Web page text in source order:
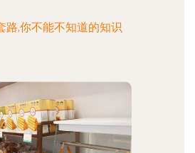
路,你不能不知道的知识